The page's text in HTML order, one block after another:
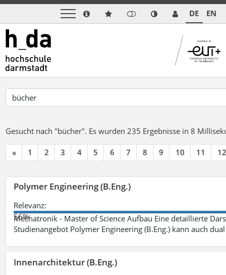
DE EN
Gesucht nach "bücher". Es wurden 235 Ergebnisse in 8
« 1 2 3 4 5 6 7 8 9 10 11 12
Polymer Engineering (B.Eng.)
Relevanz:
56%
Mechatronik - Master of Science Aufbau Eine detaillierte
Studienangebot Polymer Engineering (B.Eng.) kann auch
Innenarchitektur (B.Eng.)